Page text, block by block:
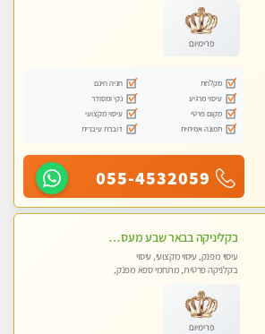
פרימיום
מקלחת
חניה חינם
עיסוי מרגיע
נקי ומסודר
מקום פרטי
עיסוי מקצועי
תמונה אמיתית
דוברת עיברית
055-4532059
בקליניקה בבאר שבע מעסה מקצועית לעיסוי מפנק
עיסוי מפנק, עיסוי מקצועי, עיסוי
בקלניקה פרטית, מתחמי ספא מפנק,
פרימיום